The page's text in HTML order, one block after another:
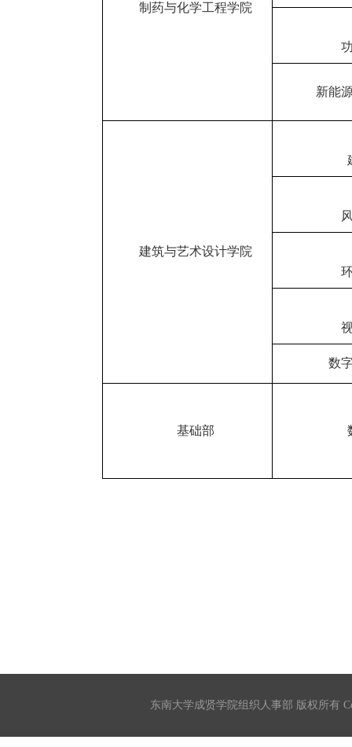
制药与化学工程学院
新能
建筑与艺术设计学院
数
基础部
东南大学成贤学院组织人事部 版权所有